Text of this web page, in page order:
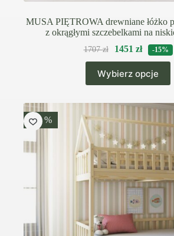
MUSA PIĘTROWA drewniane łóżko
z okrągłymi szczebelkami na
1707zł 1451 zł -15%
Wybierz opcje
produkt
ma
wariantów.
Opcje
wybrać
na
stronie
produktu
-15 %